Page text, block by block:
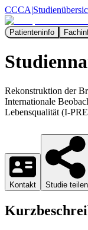
CCCA|
Patienteninfo
Rekonstruktion der
Internationale
Lebensqualität (I-
Kontakt Studie teilen